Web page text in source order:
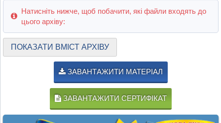
Натисніть нижче, щоб побачити, які файли входять до
цього архіву:
ПОКАЗАТИ ВМІСТ АРХІВУ
ЗАВАНТАЖИТИ МАТЕРІАЛ
ЗАВАНТАЖИТИ СЕРТИФІКАТ